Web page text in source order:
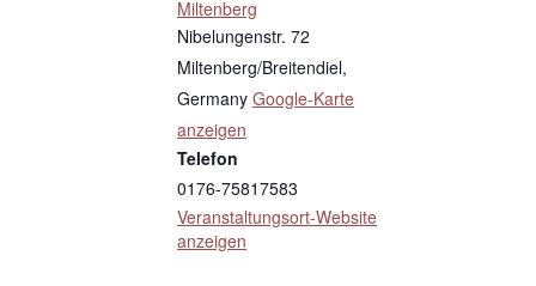
Miltenberg
Nibelungenstr. 72
Miltenberg/Breitendiel,
Germany Google-Karte
anzeigen
Telefon
0176-75817583
Veranstaltungsort-Website
anzeigen